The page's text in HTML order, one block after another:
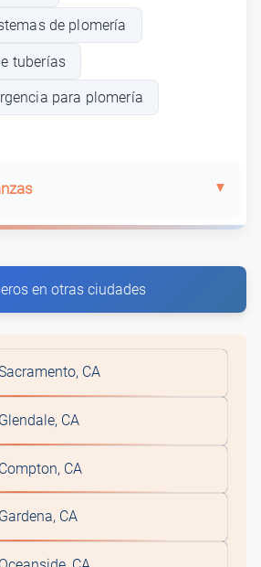
de plomería
tuberías
para plomería
en otras ciudades
CA
CA
CA
CA